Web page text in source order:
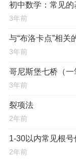
初中数学：常见
3年前
与“布洛卡点”相关
3年前
哥尼斯堡七桥（一
3年前
裂项法
2年前
1-30以内常见根
2年前